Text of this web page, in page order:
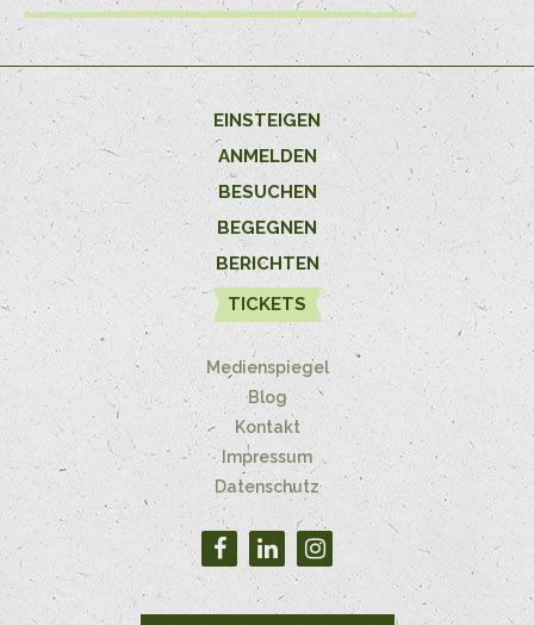
EINSTEIGEN
ANMELDEN
BESUCHEN
BEGEGNEN
BERICHTEN
TICKETS
Medienspiegel
Blog
Kontakt
Impressum
Datenschutz